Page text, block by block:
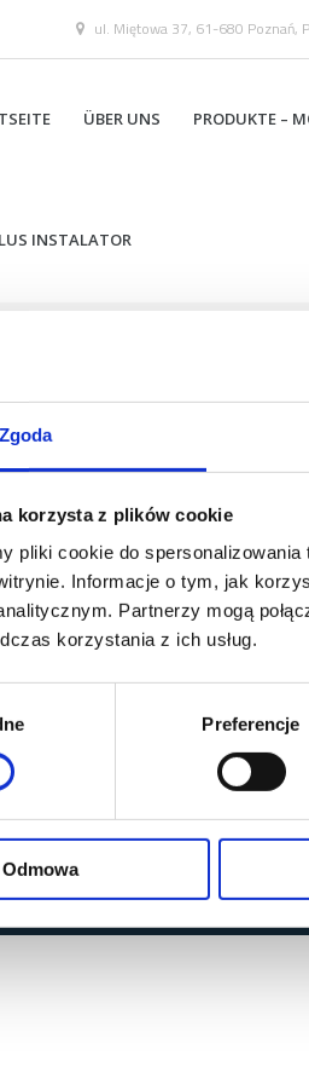
Zgoda
korzysta z plików cookie
pliki cookie do
Informacje o tym, jak
Partnerzy mogą
korzystania z ich usług.
Preferencje
Odmowa
ul. Miętowa 37, 61-680 Poznań,
ÜBER UNS PRODUKTE –
INSTALATOR